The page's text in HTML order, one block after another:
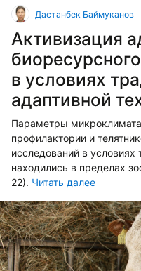
Дастанбек Баймуканов
Активизация
в условиях
адаптивной
Параметры
профилактории и
исследований в условиях
находились в пределах
22). Читать далее